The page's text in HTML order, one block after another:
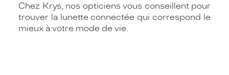
Chez Krys, nos opticiens vous conseillent pour
trouver la lunette connectée qui correspond le
mieux à votre mode de vie.